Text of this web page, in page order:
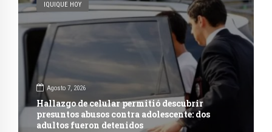
IQUIQUE HOY
Agosto 7, 2026
Hallazgo de celular permitió descubrir
presuntos abusos contra adolescente: dos
adultos fueron detenidos